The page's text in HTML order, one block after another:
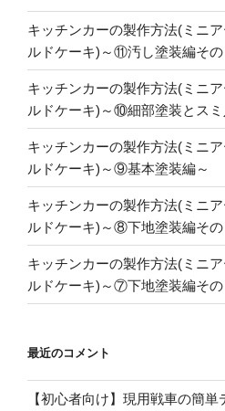
キッチンカーの製作方法(ミ
ルドケーキ)～⑪汚し塗装編その
キッチンカーの製作方法(ミ
ルドケーキ)～⑩細部塗装とスミ
キッチンカーの製作方法(ミ
ルドケーキ)～⑨基本塗装編～
キッチンカーの製作方法(ミ
ルドケーキ)～⑧下地塗装編その
キッチンカーの製作方法(ミ
ルドケーキ)～⑦下地塗装編その
最近のコメント
【初心者向け】現用戦車の簡